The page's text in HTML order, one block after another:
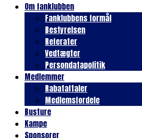
Om fanklubben
Fanklubbens formål
Bestyrelsen
Referater
Vedtægter
Persondatapolitik
Medlemmer
Rabataftaler
Medlemsfordele
Busture
Kampe
Sponsorer